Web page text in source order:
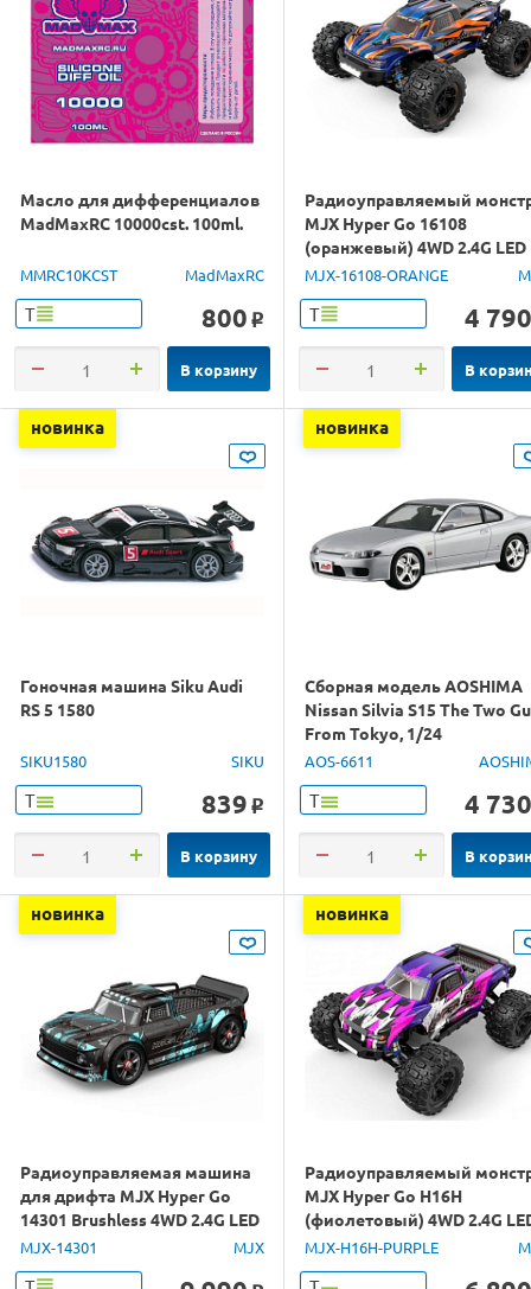
Масло для дифференциалов
MadMaxRC 10000cst. 100ml.
MMRC10KCST MadMaxRC
Т 800 o
В корзину
Радиоуправляемый
MJX Hyper Go 16108
(оранжевый) 4WD 2.4G LED
1/16 RTR
MJX-16108-ORANGE
Т 4 790
В
новинка
Гоночная машина Siku Audi
RS 5 1580
SIKU1580 SIKU
Т 839 o
В корзину
новинка
Сборная модель AOSHIMA
Nissan Silvia S15 The Two
From Tokyo, 1/24
AOS-6611
Т 4 730
В
новинка
Радиоуправляемая машина
для дрифта MJX Hyper Go
14301 Brushless 4WD 2.4G LED
1/14 RTR
MJX-14301 MJX
новинка
Радиоуправляемый
MJX Hyper Go H16H
(фиолетовый) 4WD 2.4G
GPS 1/16 RTR
MJX-H16H-PURPLE